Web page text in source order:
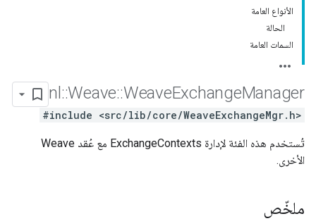
الأنواع العامة
الحالة
السمات العامة
nl ::Weave::WeaveExchangeManager
#include <src/lib/core/WeaveExchangeMgr.h>
تُستخدم هذه الفئة لإدارة ExchangeContexts مع عُقد Weave
الأخرى.
ملخّص